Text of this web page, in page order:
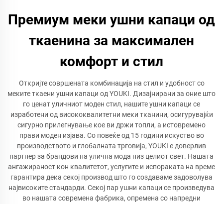
Премиум меки ушни капаци од
ткаенина за максимален
комфорт и стил
Откријте совршената комбинација на стил и удобност со
меките ткаени ушни капаци од YOUKI. Дизајнирани за оние што
го ценат уличниот моден стил, нашите ушни капаци се
изработени од висококвалитетни меки тканини, осигурувајќи
сигурно прилегнување кое ви држи топли, а истовремено
прави моден изјава. Со повеќе од 15 години искуство во
производството и глобалната трговија, YOUKI е доверлив
партнер за брандови на улична мода низ целиот свет. Нашата
ангажираност кон квалитетот, услугите и испораката на време
гарантира дека секој производ што го создаваме задоволува
највисоките стандарди. Секој пар ушни капаци се произведува
во нашата современа фабрика, опремена со напредни